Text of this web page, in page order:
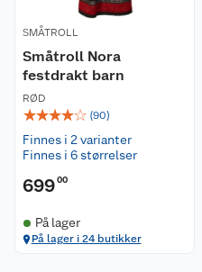
SMÅTROLL
Småtroll Nora
festdrakt barn
RØD
☆☆☆☆☆ (90)
Finnes i 2 varianter
Finnes i 6 størrelser
69900
På lager
På lager i 24 butikker